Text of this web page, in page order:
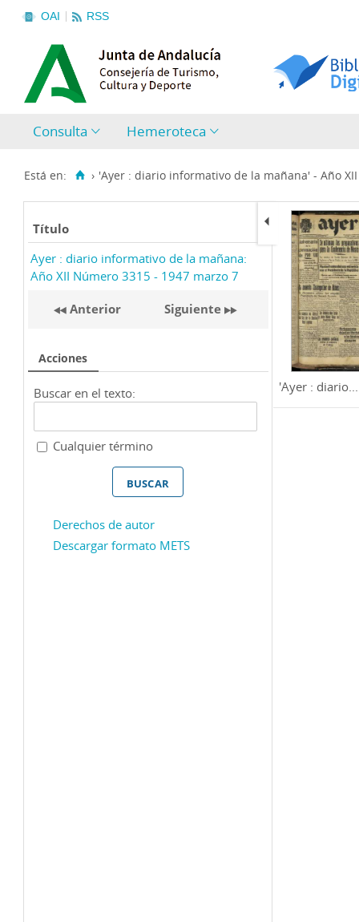
OAI RSS
Consulta Hemeroteca
Está en: › 'Ayer : diario informativo de la mañana' - Año
Título
Ayer : diario informativo de la mañana:
Año XII Número 3315 - 1947 marzo 7
Anterior Siguiente
Acciones
Buscar en el texto:
Cualquier término
Derechos de autor
Descargar formato METS
'Ayer : diario...